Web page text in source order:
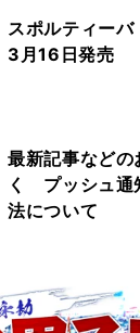
スポルティー
3月16日発売
最新記事などの
く プッシュ通
法について